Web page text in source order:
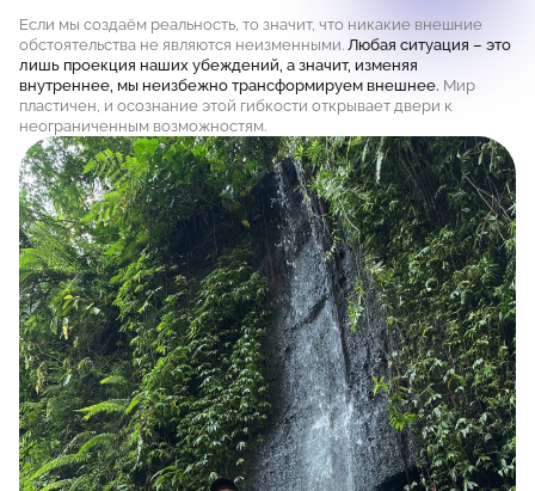
Если мы создаём реальность, то значит, что никакие внешние
обстоятельства не являются неизменными. Любая ситуация – это
лишь проекция наших убеждений, а значит, изменяя
внутреннее, мы неизбежно трансформируем внешнее. Мир
пластичен, и осознание этой гибкости открывает двери к
неограниченным возможностям.